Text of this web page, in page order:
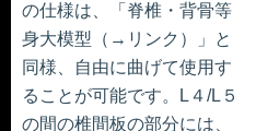
の仕様は、「脊椎・背骨等
身大模型（→リンク）」と
同様、自由に曲げて使用す
ることが可能です。L４/L５
の間の椎間板の部分には、